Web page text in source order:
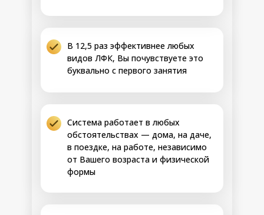
Система работает в любых
обстоятельствах — дома, на даче,
в поездке, на работе, независимо
от Вашего возраста и физической
формы
В 12,5 раз эффективнее любых
видов ЛФК, Вы почувствуете это
буквально с первого занятия
стабилизация походки
Улучшение
всасывания в
всасывания в
дивертикулёза,
Возможные
результаты:
• Нормализация
кислотно-щелочного
• Купирование
лимфостаза, коррекция
выравнивание
поверхности кожи
• Улучшение
мышечной геометрии
ног, подтягивание
• Устранение
Шаг 2